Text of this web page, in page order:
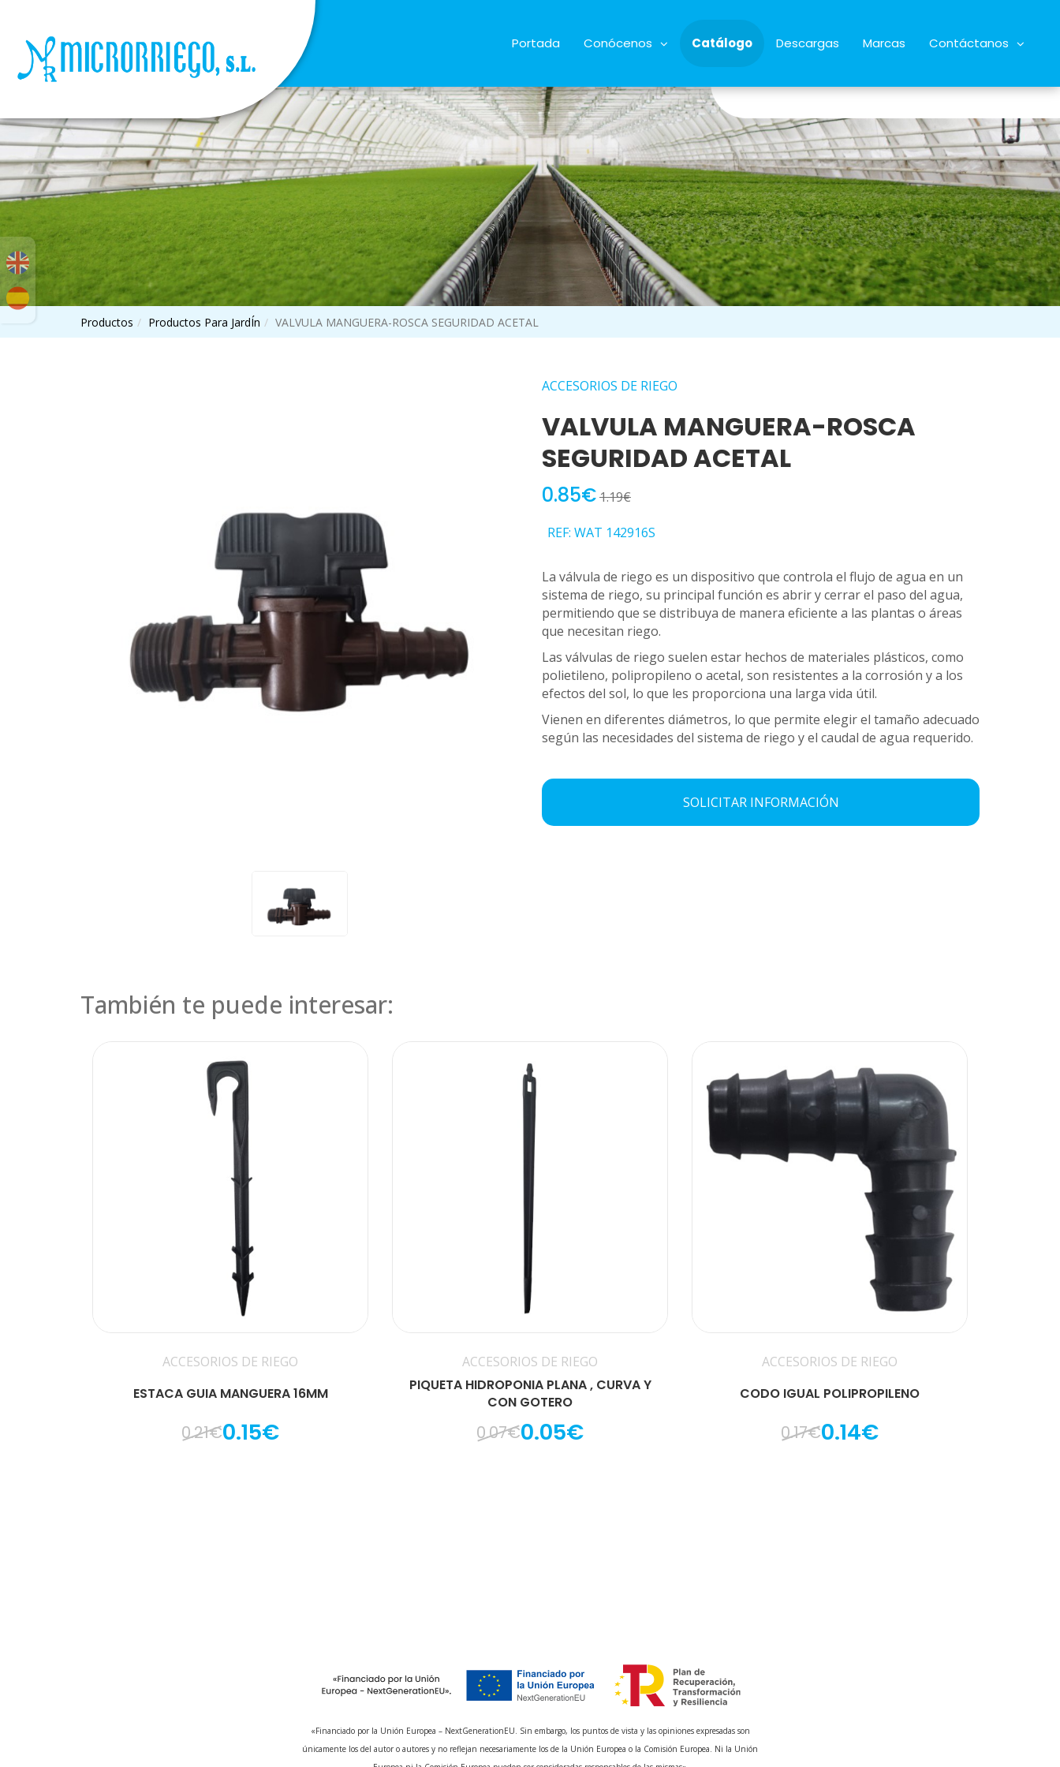
Portada Conócenos Catálogo Descargas Marcas Contáctanos
Productos Productos Para JardÍn VALVULA MANGUERA-ROSCA SEGURIDAD ACETAL
ACCESORIOS DE RIEGO
VALVULA MANGUERA-ROSCA
SEGURIDAD ACETAL
0.85€1.19€
REF: WAT 142916S
La válvula de riego es un dispositivo que controla el flujo de agua en un
sistema de riego, su principal función es abrir y cerrar el paso del agua,
permitiendo que se distribuya de manera eficiente a las plantas o áreas
que necesitan riego.
Las válvulas de riego suelen estar hechos de materiales plásticos, como
polietileno, polipropileno o acetal, son resistentes a la corrosión y a los
efectos del sol, lo que les proporciona una larga vida útil.
Vienen en diferentes diámetros, lo que permite elegir el tamaño adecuado
según las necesidades del sistema de riego y el caudal de agua requerido.
SOLICITAR INFORMACIÓN
También te puede interesar:
ACCESORIOS DE RIEGO
ESTACA GUIA MANGUERA 16MM
0.21€0.15€
ACCESORIOS DE RIEGO
PIQUETA HIDROPONIA PLANA , CURVA Y
CON GOTERO
0.07€0.05€
ACCESORIOS DE RIEGO
CODO IGUAL POLIPROPILENO
0.17€0.14€
«Financiado por la Unión Europea – NextGenerationEU. Sin embargo, los puntos de vista y las opiniones expresadas son
únicamente los del autor o autores y no reflejan necesariamente los de la Unión Europea o la Comisión Europea. Ni la Unión